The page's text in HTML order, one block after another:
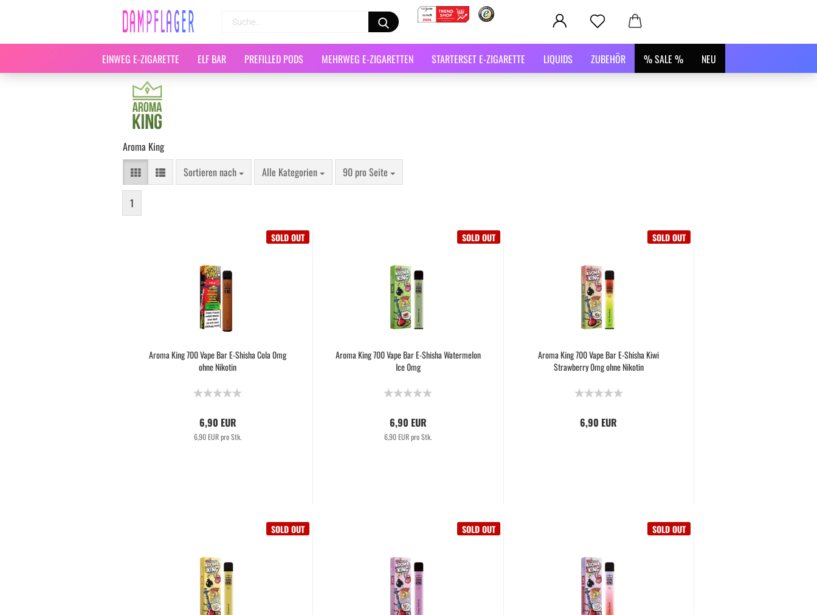
EINWEG E-ZIGARETTE ELF BAR PREFILLED PODS MEHRWEG E-ZIGARETTEN STARTERSET E-ZIGARETTE LIQUIDS ZUBEHÖR % SALE % NEU
Aroma King
Sortieren nach
Alle Kategorien 90 pro Seite
1
SOLD OUT
Aroma King 700 Vape Bar E-Shisha Cola 0mg
ohne Nikotin
6,90 EUR
6,90 EUR pro Stk.
SOLD OUT
Aroma King 700 Vape Bar E-Shisha Watermelon
Ice 0mg
6,90 EUR
6,90 EUR pro Stk.
SOLD OUT
Aroma King 700 Vape Bar E-Shisha Kiwi
Strawberry 0mg ohne Nikotin
6,90 EUR
SOLD OUT SOLD OUT SOLD OUT